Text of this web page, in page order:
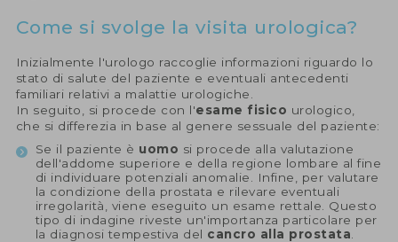
Come si svolge la visita urologica?
Inizialmente l'urologo raccoglie informazioni riguardo lo
stato di salute del paziente e eventuali antecedenti
familiari relativi a malattie urologiche.
In seguito, si procede con l'esame fisico urologico,
che si differezia in base al genere sessuale del paziente:
Se il paziente è uomo si procede alla valutazione
dell'addome superiore e della regione lombare al fine
di individuare potenziali anomalie. Infine, per valutare
la condizione della prostata e rilevare eventuali
irregolarità, viene eseguito un esame rettale. Questo
tipo di indagine riveste un'importanza particolare per
la diagnosi tempestiva del cancro alla prostata